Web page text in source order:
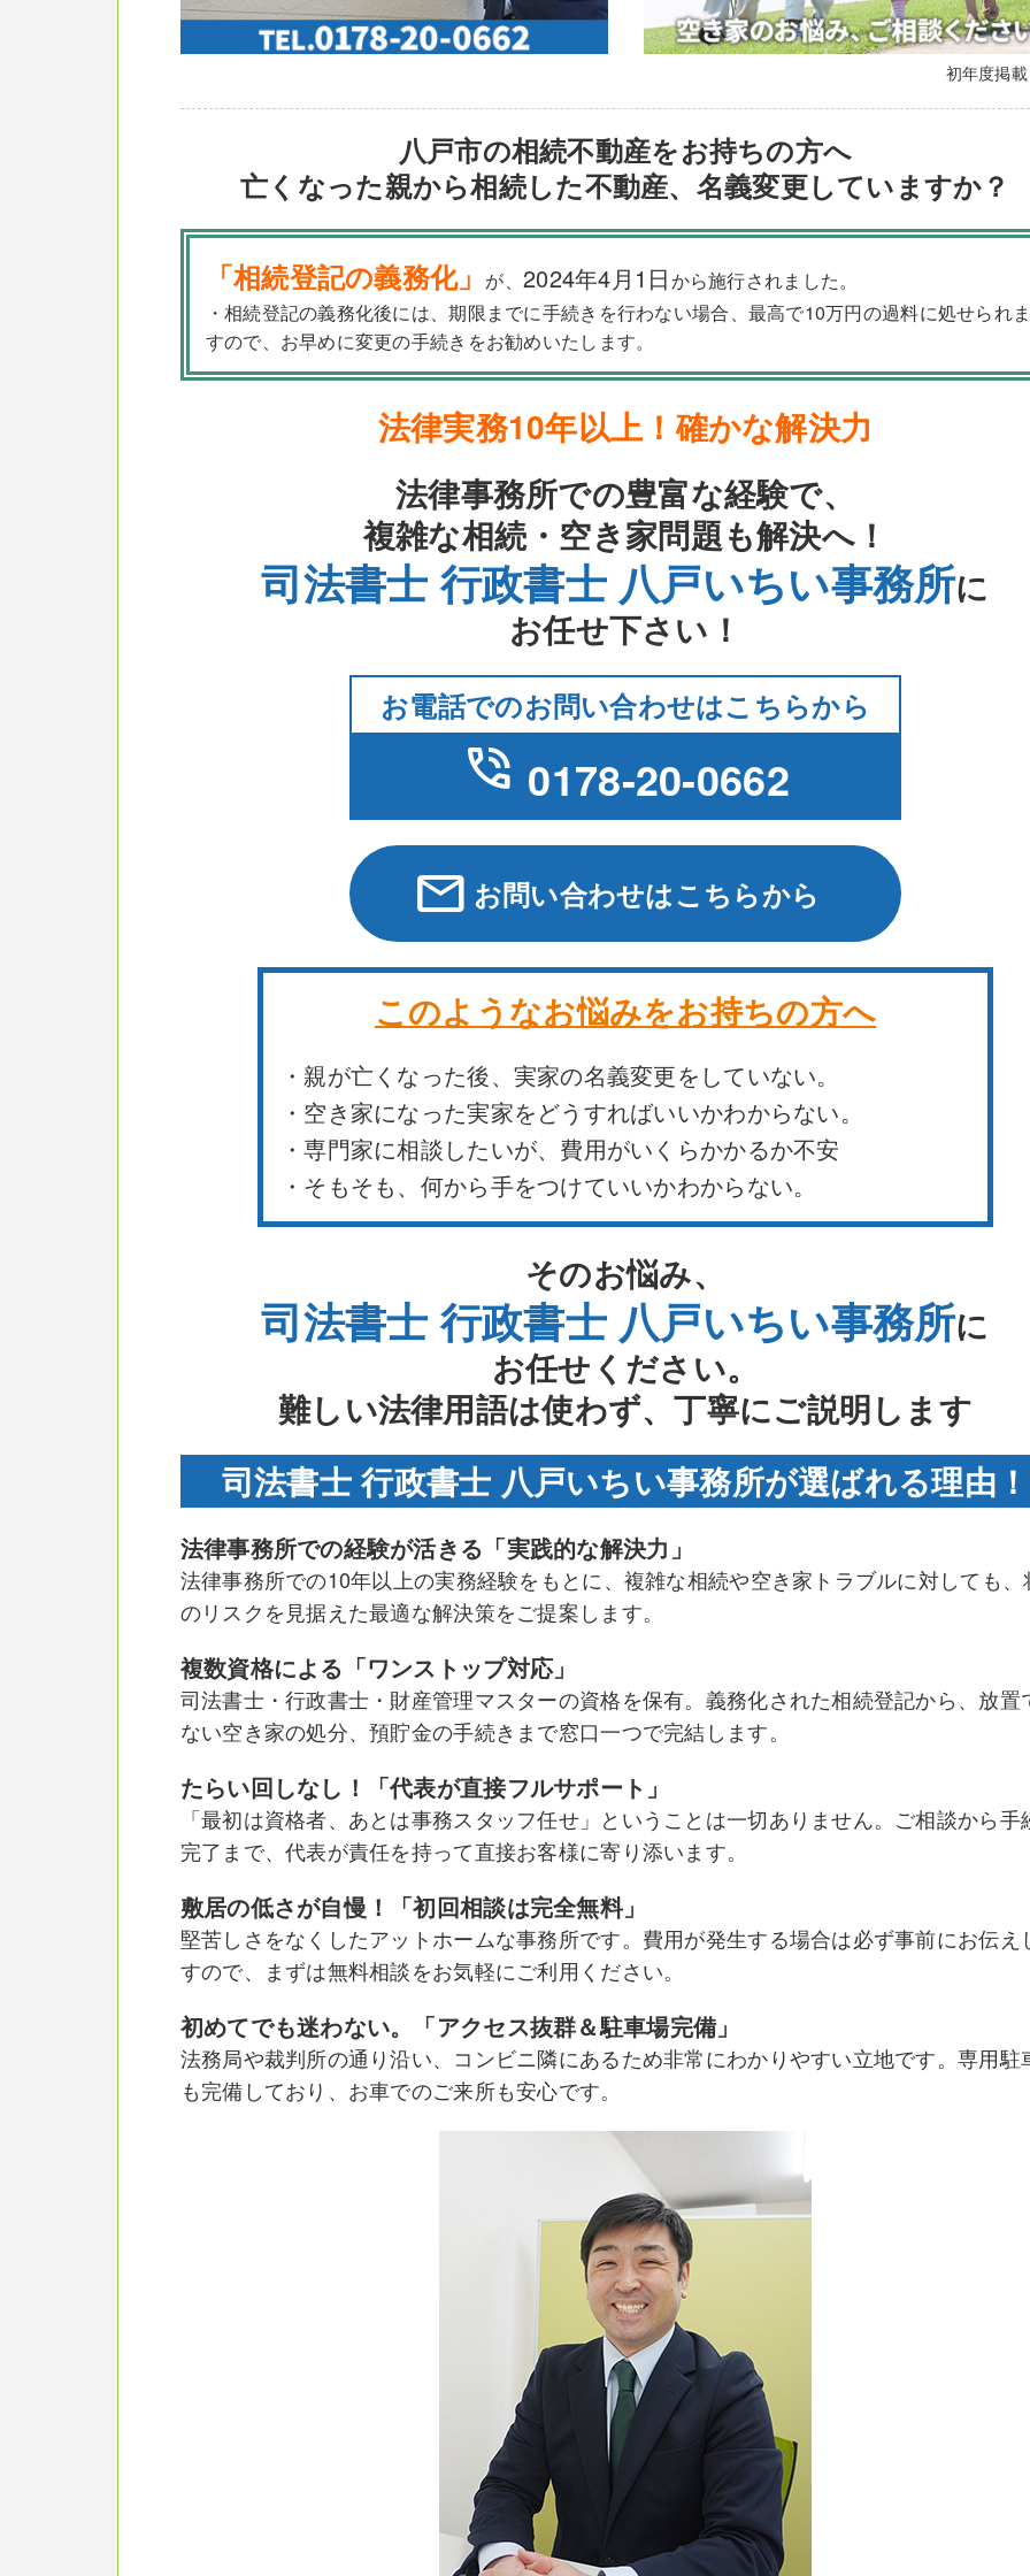
初年度掲
八戸市の相続不動産をお持ちの方へ
亡くなった親から相続した不動産、名義変更していますか？
「相続登記の義務化」 が、2024年4月1日から施行されました。
・相続登記の義務化後には、期限までに手続きを行わない場合、最高で10万円の過料に処せられ
すので、お早めに変更の手続きをお勧めいたします。
法律実務10年以上！確かな解決力
法律事務所での豊富な経験で、
複雑な相続・空き家問題も解決へ！
司法書士 行政書士 八戸いちい事務所に
お任せ下さい！
お電話でのお問い合わせはこちらから
phone_in_talk 0178-20-0662
mail お問い合わせはこちらから
このようなお悩みをお持ちの方へ
・親が亡くなった後、実家の名義変更をしていない。
・空き家になった実家をどうすればいいかわからない。
・専門家に相談したいが、費用がいくらかかるか不安
・そもそも、何から手をつけていいかわからない。
そのお悩み、
司法書士 行政書士 八戸いちい事務所に
お任せください。
難しい法律用語は使わず、丁寧にご説明します
司法書士 行政書士 八戸いちい事務所が選ばれる理由！
法律事務所での経験が活きる「実践的な解決力」
法律事務所での10年以上の実務経験をもとに、複雑な相続や空き家トラブルに対しても、
のリスクを見据えた最適な解決策をご提案します。
複数資格による「ワンストップ対応」
司法書士・行政書士・財産管理マスターの資格を保有。義務化された相続登記から、放置
ない空き家の処分、預貯金の手続きまで窓口一つで完結します。
たらい回しなし！「代表が直接フルサポート」
「最初は資格者、あとは事務スタッフ任せ」ということは一切ありません。ご相談から手
完了まで、代表が責任を持って直接お客様に寄り添います。
敷居の低さが自慢！「初回相談は完全無料」
堅苦しさをなくしたアットホームな事務所です。費用が発生する場合は必ず事前にお伝え
すので、まずは無料相談をお気軽にご利用ください。
初めてでも迷わない。「アクセス抜群＆駐車場完備」
法務局や裁判所の通り沿い、コンビニ隣にあるため非常にわかりやすい立地です。専用駐
も完備しており、お車でのご来所も安心です。